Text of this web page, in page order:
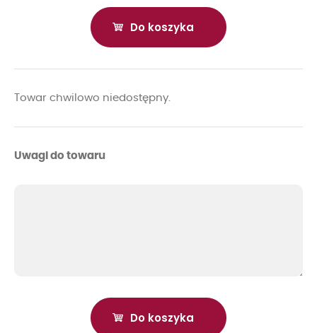
Do koszyka
Towar chwilowo niedostępny.
Uwagi do towaru